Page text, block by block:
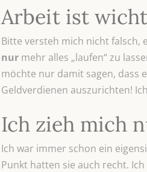
Arbeit ist
Bitte versteh mich nicht falsch,
nurmehr alles „laufen“ zu
möchte nur damit sagen, dass
Geldverdienen auszurichten!
Ich zieh mich
Ich war immer schon ein
Punkt hatten sie auch recht.